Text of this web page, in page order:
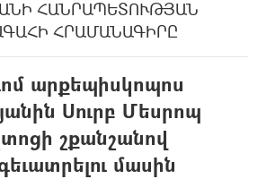
ՀԱՆՐԱՊԵՏՈՒԹՅԱՆ
ՀՐԱՄԱՆԱԳԻՐԸ
արքեպիսկոպոս
Սուրբ Մեսրոպ
շքանշանով
մասին